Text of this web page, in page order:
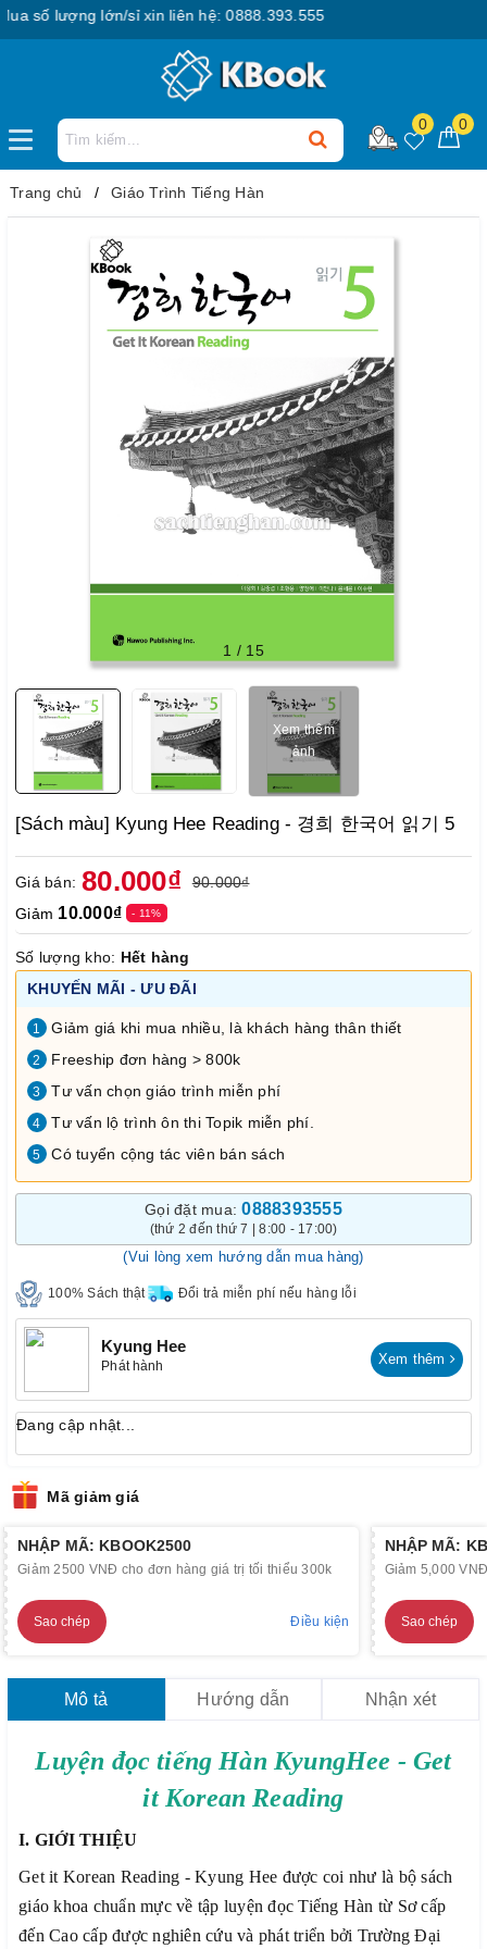
số lượng lớn/sỉ xin liên hệ: 0888.393.555
0 0
Trang chủ Giáo Trình Tiếng Hàn
1 / 15
Xem thêm
ảnh
[Sách màu] Kyung Hee Reading - 경희 한국어 읽기 5
Giá bán: 80.000₫
90.000₫
Giảm 10.000₫ - 11%
Số lượng kho: Hết hàng
KHUYẾN MÃI - ƯU ĐÃI
1 Giảm giá khi mua nhiều, là khách hàng thân thiết
2 Freeship đơn hàng > 800k
3 Tư vấn chọn giáo trình miễn phí
4 Tư vấn lộ trình ôn thi Topik miễn phí.
5 Có tuyển cộng tác viên bán sách
Gọi đặt mua:0888393555
(thứ 2 đến thứ 7 | 8:00 - 17:00)
(Vui lòng xem hướng dẫn mua hàng)
100% Sách thật Đổi trả miễn phí nếu hàng lỗi
Kyung Hee
Phát hành Xem thêm
Đang cập nhật...
Mã giảm giá
NHẬP MÃ: KBOOK2500
Giảm 2500 VNĐ cho đơn hàng giá trị tối thiểu 300k
Sao chép Điều kiện
NHẬP MÃ:
Giảm 5,000
Sao chép
Mô tả Hướng dẫn Nhận xét
Luyện đọc tiếng Hàn KyungHee - Get
it Korean Reading
I. GIỚI THIỆU
Get it Korean Reading - Kyung Hee được coi như là bộ sách
giáo khoa chuẩn mực về tập luyện đọc Tiếng Hàn từ Sơ cấp
đến Cao cấp được nghiên cứu và phát triển bởi Trường Đại